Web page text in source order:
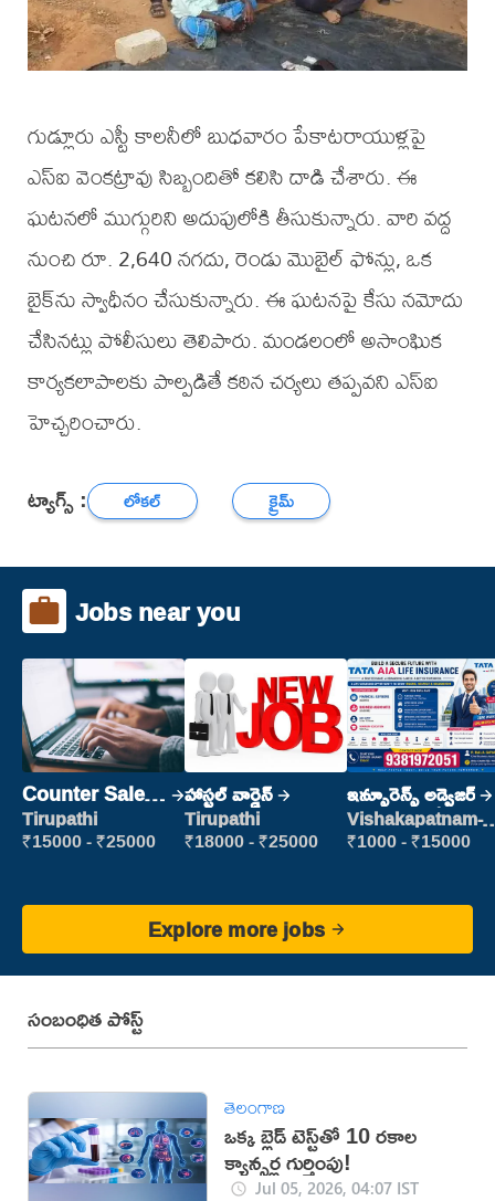
గుడ్లూరు ఎస్టీ కాలనీలో బుధవారం పేకాటరాయుళ్లపై
ఎస్ఐ వెంకట్రావు సిబ్బందితో కలిసి దాడి చేశారు. ఈ
ఘటనలో ముగ్గురిని అదుపులోకి తీసుకున్నారు. వారి వద్ద
నుంచి రూ. 2,640 నగదు, రెండు మొబైల్ ఫోన్లు, ఒక
బైక్‌ను స్వాధీనం చేసుకున్నారు. ఈ ఘటనపై కేసు నమోదు
చేసినట్లు పోలీసులు తెలిపారు. మండలంలో అసాంఘిక
కార్యకలాపాలకు పాల్పడితే కఠిన చర్యలు తప్పవని ఎస్ఐ
హెచ్చరించారు.
ట్యాగ్స్ : లోకల్ క్రైమ్
Jobs near you
Counter Sales
Executive
(Retail Sales)
Tirupathi
₹15000 - ₹25000
హాస్టల్ వార్డెన్
Tirupathi
₹18000 - ₹25000
ఇన్సూరెన్స్ అడ్వైజర్
Vishakapatnam-
new
₹1000 - ₹15000
Explore more jobs
సంబంధిత పోస్ట్
తెలంగాణ
ఒక్క బ్లెడ్ టెస్ట్‌తో 10 రకాల
క్యాన్సర్ల గుర్తింపు!
Jul 05, 2026, 04:07 IST